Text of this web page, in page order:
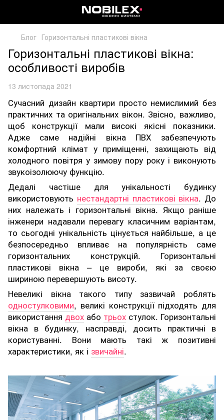
Блог Горизонтальні пластикові вікна
Горизонтальні пластикові вікна:
особливості виробів
13 листопада 2021
Сучасний дизайн квартири просто немислимий без
практичних та оригінальних вікон. Звісно, важливо,
щоб конструкції мали високі якісні показники.
Адже саме надійні вікна ПВХ забезпечують
комфортний клімат у приміщенні, захищають від
холодного повітря у зимову пору року і виконують
звукоізолюючу функцію.
Дедалі частіше для унікальності будинку
використовують нестандартні пластикові вікна. До
них належать і горизонтальні вікна. Якщо раніше
інженери надавали перевагу класичним варіантам,
то сьогодні унікальність цінується найбільше, а це
безпосередньо впливає на популярність саме
горизонтальних конструкцій. Горизонтальні
пластикові вікна – це вироби, які за своєю
шириною перевершують висоту.
Невеликі вікна такого типу зазвичай роблять
одностулковими, великі конструкції підходять для
використання двох або трьох стулок. Горизонтальні
вікна в будинку, насправді, досить практичні в
користуванні. Вони мають такі ж позитивні
характеристики, як і звичайні.